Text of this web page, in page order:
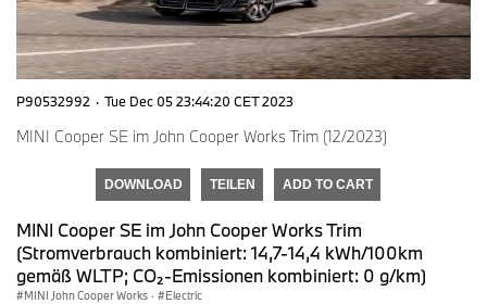
P90532992 · Tue Dec 05 23:44:20 CET 2023
MINI Cooper SE im John Cooper Works Trim (12/2023)
DOWNLOAD TEILEN ADD TO CART
MINI Cooper SE im John Cooper Works Trim
(Stromverbrauch kombiniert: 14,7-14,4 kWh/100km
gemäß WLTP; CO₂-Emissionen kombiniert: 0 g/km)
MINI John Cooper Works · Electric